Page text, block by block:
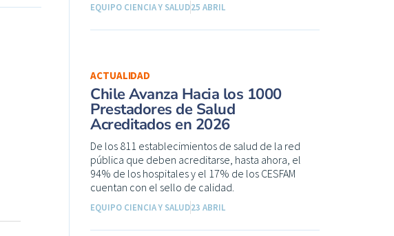
EQUIPO CIENCIA Y SALUD25 ABRIL
ACTUALIDAD
Chile Avanza Hacia los 1000
Prestadores de Salud
Acreditados en 2026
De los 811 establecimientos de salud de la red
pública que deben acreditarse, hasta ahora, el
94% de los hospitales y el 17% de los CESFAM
cuentan con el sello de calidad.
EQUIPO CIENCIA Y SALUD23 ABRIL